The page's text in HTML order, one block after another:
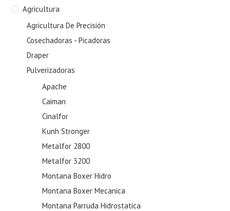
Agricultura
Agricultura De Precisión
Cosechadoras - Picadoras
Draper
Pulverizadoras
Apache
Caiman
Cinalfor
Kunh Stronger
Metalfor 2800
Metalfor 3200
Montana Boxer Hidro
Montana Boxer Mecanica
Montana Parruda Hidrostatica